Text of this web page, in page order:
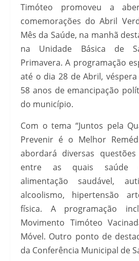
Timóteo promoveu a
comemorações do Abril
Mês da Saúde, na manhã
na Unidade Básica de
Primavera. A programação
até o dia 28 de Abril,
58 anos de emancipação
do município.
Com o tema “Juntos pela
Prevenir é o Melhor
abordará diversas
entre as quais saúde
alimentação saudável,
alcoolismo, hipertensão
física. A programação
Movimento Timóteo
Móvel. Outro ponto de
da Conferência Municipal de